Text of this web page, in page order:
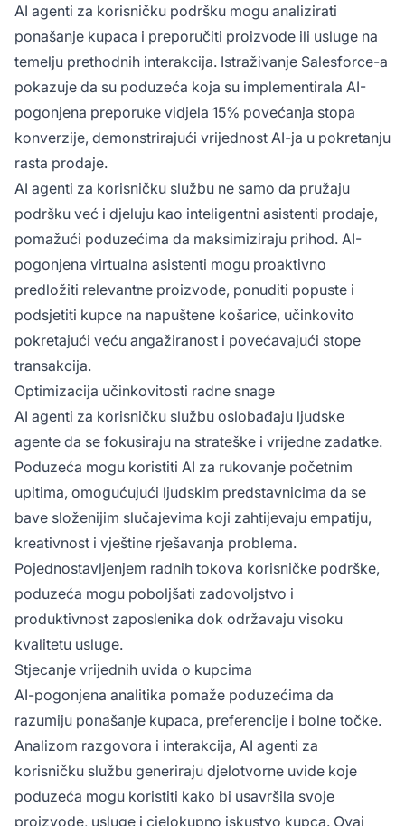
AI agenti za korisničku podršku mogu analizirati
ponašanje kupaca i preporučiti proizvode ili usluge na
temelju prethodnih interakcija. Istraživanje Salesforce-a
pokazuje da su poduzeća koja su implementirala AI-
pogonjena preporuke vidjela 15% povećanja stopa
konverzije, demonstrirajući vrijednost AI-ja u pokretanju
rasta prodaje.
AI agenti za korisničku službu ne samo da pružaju
podršku već i djeluju kao inteligentni asistenti prodaje,
pomažući poduzećima da maksimiziraju prihod. AI-
pogonjena virtualna asistenti mogu proaktivno
predložiti relevantne proizvode, ponuditi popuste i
podsjetiti kupce na napuštene košarice, učinkovito
pokretajući veću angažiranost i povećavajući stope
transakcija.
Optimizacija učinkovitosti radne snage
AI agenti za korisničku službu oslobađaju ljudske
agente da se fokusiraju na strateške i vrijedne zadatke.
Poduzeća mogu koristiti AI za rukovanje početnim
upitima, omogućujući ljudskim predstavnicima da se
bave složenijim slučajevima koji zahtijevaju empatiju,
kreativnost i vještine rješavanja problema.
Pojednostavljenjem radnih tokova korisničke podrške,
poduzeća mogu poboljšati zadovoljstvo i
produktivnost zaposlenika dok održavaju visoku
kvalitetu usluge.
Stjecanje vrijednih uvida o kupcima
AI-pogonjena analitika pomaže poduzećima da
razumiju ponašanje kupaca, preferencije i bolne točke.
Analizom razgovora i interakcija, AI agenti za
korisničku službu generiraju djelotvorne uvide koje
poduzeća mogu koristiti kako bi usavršila svoje
proizvode, usluge i cjelokupno iskustvo kupca. Ovaj